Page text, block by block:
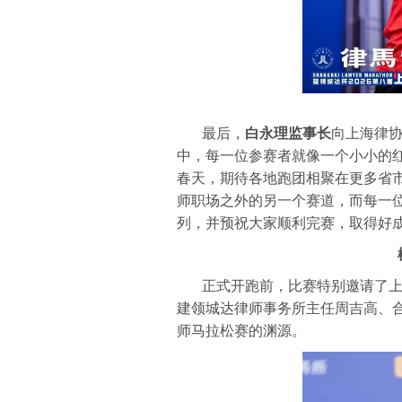
最后， 白永理监事长向上海律
中，每一位参赛者就像一个小小的
春天，期待各地跑团相聚在更多省
师职场之外的另一个赛道，而每一
列，并预祝大家顺利完赛，取得好
正式开跑前，比赛特别邀请了
建领城达律师事务所主任周吉高、
师马拉松赛的渊源。